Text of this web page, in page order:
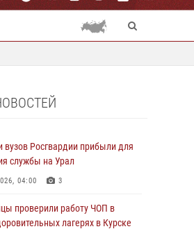
вузов Росгвардии прибыли для
службы на Урал
04:00 3
проверили работу ЧОП в
лагерях в Курске